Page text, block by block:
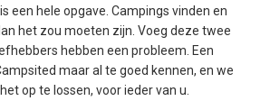
een hele opgave. Campings vinden en
het zou moeten zijn. Voeg deze twee
hebben een probleem. Een
maar al te goed kennen, en we
op te lossen, voor ieder van u.